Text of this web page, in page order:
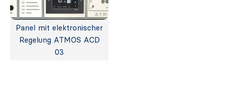
Panel mit elektronischer
Regelung ATMOS ACD
03